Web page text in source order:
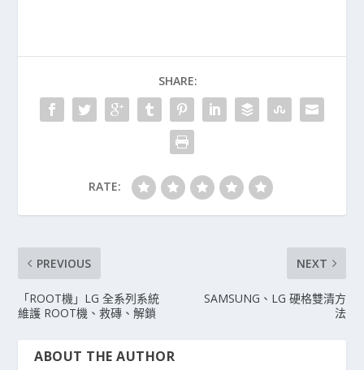
SHARE:
RATE:
PREVIOUS
「ROOT機」LG 全系列系統
維護 ROOT機、救磚、解鎖
NEXT
SAMSUNG、LG 硬格雙清方
法
ABOUT THE AUTHOR